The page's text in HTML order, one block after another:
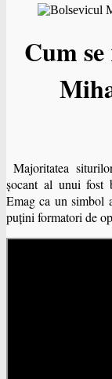
Cum
Majoritatea
şocant al unui fost
Emag ca un simbol
puţini formatori de